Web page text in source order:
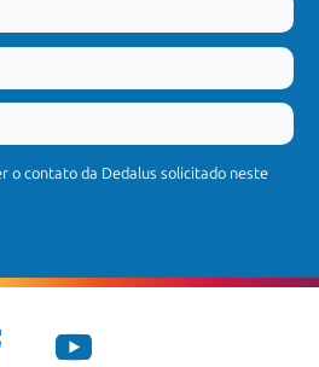
o contato da Dedalus solicitado neste